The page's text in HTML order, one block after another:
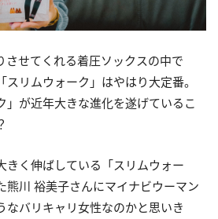
させてくれる着圧ソックスの中で
リムウォーク」はやはり大定番。
」が近年大きな進化を遂げているこ
きく伸ばしている「スリムウォー
熊川 裕美子さんにマイナビウーマン
なバリキャリ女性なのかと思いき